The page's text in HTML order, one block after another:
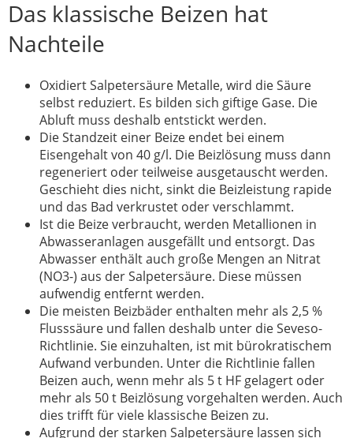
Das klassische Beizen hat
Nachteile
Oxidiert Salpetersäure Metalle, wird die Säure
selbst reduziert. Es bilden sich giftige Gase. Die
Abluft muss deshalb entstickt werden.
Die Standzeit einer Beize endet bei einem
Eisengehalt von 40 g/l. Die Beizlösung muss dann
regeneriert oder teilweise ausgetauscht werden.
Geschieht dies nicht, sinkt die Beizleistung rapide
und das Bad verkrustet oder verschlammt.
Ist die Beize verbraucht, werden Metallionen in
Abwasseranlagen ausgefällt und entsorgt. Das
Abwasser enthält auch große Mengen an Nitrat
(NO3-) aus der Salpetersäure. Diese müssen
aufwendig entfernt werden.
Die meisten Beizbäder enthalten mehr als 2,5 %
Flusssäure und fallen deshalb unter die Seveso-
Richtlinie. Sie einzuhalten, ist mit bürokratischem
Aufwand verbunden. Unter die Richtlinie fallen
Beizen auch, wenn mehr als 5 t HF gelagert oder
mehr als 50 t Beizlösung vorgehalten werden. Auch
dies trifft für viele klassische Beizen zu.
Aufgrund der starken Salpetersäure lassen sich